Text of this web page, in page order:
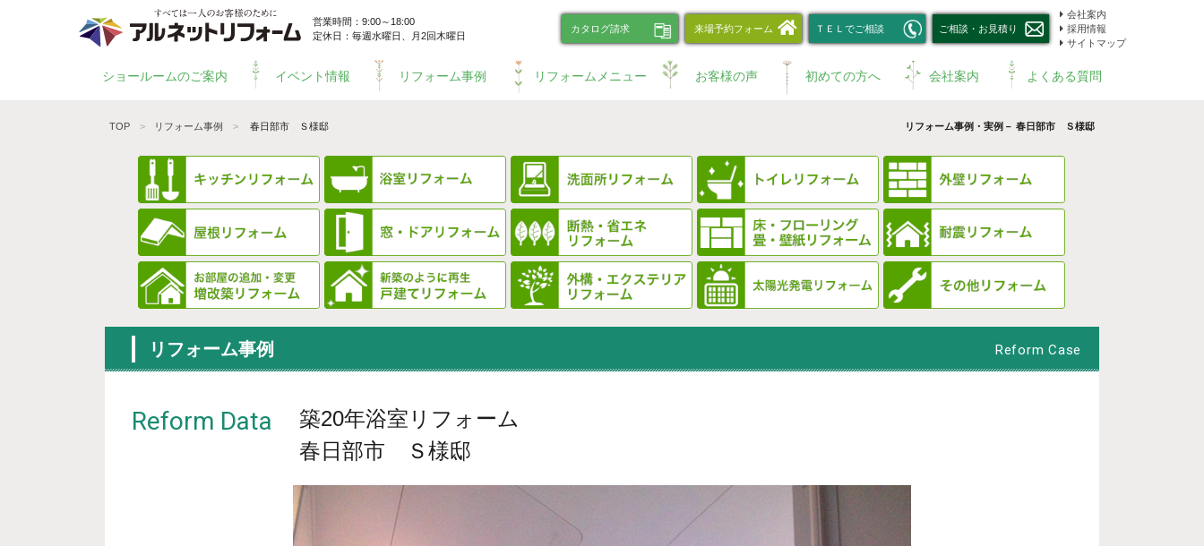
営業時間：9:00～18:00
定休日：毎週水曜日、
月2回木曜日
カタログ請求 来場予約フォーム ＴＥＬでご相談 ご相談・お見積り
会社案内
採用情報
サイトマップ
ショールームのご案内 イベント情報 リフォーム事例 リフォームメニュー お客様の声 初めての方へ 会社案内 よくある質問
リフォーム事例・実例－ 春日部市 Ｓ様邸
TOP リフォーム事例 春日部市 Ｓ様邸
リフォーム事例 Reform Case
Reform Data
築20年浴室リフォーム
春日部市 Ｓ様邸